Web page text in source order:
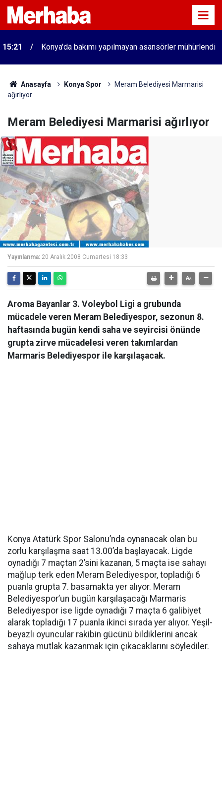
15:21 Konya'da bakımı yapılmayan asansörler mühürlendi
Anasayfa Konya Spor
Meram Belediyesi Marmarisi
ağırlıyor
Meram Belediyesi Marmarisi ağırlıyor
Yayınlanma: 20 Aralık 2008 Cumartesi 18:33
Aroma Bayanlar 3. Voleybol Ligi a grubunda
mücadele veren Meram Belediyespor, sezonun 8.
haftasında bugün kendi saha ve seyircisi önünde
grupta zirve mücadelesi veren takımlardan
Marmaris Belediyespor ile karşılaşacak.
Konya Atatürk Spor Salonu’nda oynanacak olan bu
zorlu karşılaşma saat 13.00’da başlayacak. Ligde
oynadığı 7 maçtan 2’sini kazanan, 5 maçta ise sahayı
mağlup terk eden Meram Belediyespor, topladığı 6
puanla grupta 7. basamakta yer alıyor. Meram
Belediyespor’un bugün karşılaşacağı Marmaris
Belediyespor ise ligde oynadığı 7 maçta 6 galibiyet
alarak topladığı 17 puanla ikinci sırada yer alıyor. Yeşil-
beyazlı oyuncular rakibin gücünü bildiklerini ancak
sahaya mutlak kazanmak için çıkacaklarını söylediler.